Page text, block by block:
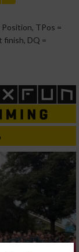
TPos =
finish, DQ =